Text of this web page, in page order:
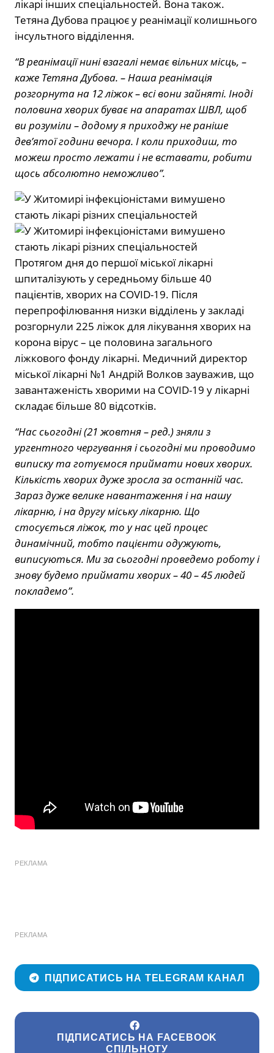
лікарі інших спеціальностей. Вона також.
Тетяна Дубова працює у реанімації колишнього
інсультного відділення.
“В реанімації нині взагалі немає вільних місць, –
каже Тетяна Дубова. – Наша реанімація
розгорнута на 12 ліжок – всі вони зайняті. Іноді
половина хворих буває на апаратах ШВЛ, щоб
ви розуміли – додому я приходжу не раніше
дев’ятої години вечора. І коли приходиш, то
можеш просто лежати і не вставати, робити
щось абсолютно неможливо”.
Протягом дня до першої міської лікарні
шпиталізують у середньому більше 40
пацієнтів, хворих на COVID-19. Після
перепрофілювання низки відділень у закладі
розгорнули 225 ліжок для лікування хворих на
корона вірус – це половина загального
ліжкового фонду лікарні. Медичний директор
міської лікарні №1 Андрій Волков зауважив, що
завантаженість хворими на COVID-19 у лікарні
складає більше 80 відсотків.
“Нас сьогодні (21 жовтня – ред.) зняли з
ургентного чергування і сьогодні ми проводимо
виписку та готуємося приймати нових хворих.
Кількість хворих дуже зросла за останній час.
Зараз дуже велике навантаження і на нашу
лікарню, і на другу міську лікарню. Що
стосується ліжок, то у нас цей процес
динамічний, тобто пацієнти одужують,
виписуються. Ми за сьогодні проведемо роботу і
знову будемо приймати хворих – 40 – 45 людей
покладемо”.
РЕКЛАМА
РЕКЛАМА
ПІДПИСАТИСЬ НА TELEGRAM КАНАЛ
ПІДПИСАТИСЬ НА FACEBOOK
СПІЛЬНОТУ